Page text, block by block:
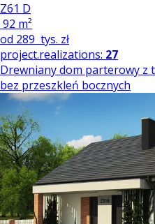
Z61 D
92 m²
od 289 tys. zł
project.realizations: 27
Drewniany dom parterowy z
bez przeszkleń bocznych